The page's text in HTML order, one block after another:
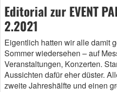
Editorial zur EVENT
2.2021
Eigentlich hatten wir alle damit
Sommer wiedersehen – auf
Veranstaltungen, Konzerten.
Aussichten dafür eher düster.
zweite Jahreshälfte und einen